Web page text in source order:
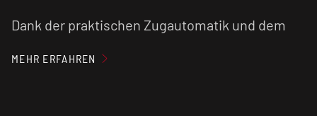
Dank der praktischen Zugautomatik und dem
Bedienung einfach und intuitiv. Vier
MEHR ERFAHREN